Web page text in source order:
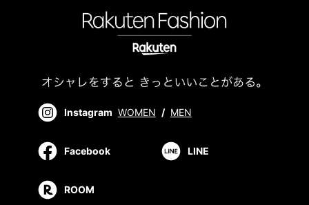
Instagram WOMEN / MEN
Facebook LINE
ROOM